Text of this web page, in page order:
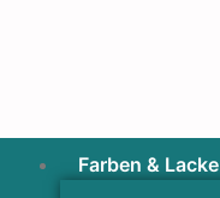
Farben & Lacke